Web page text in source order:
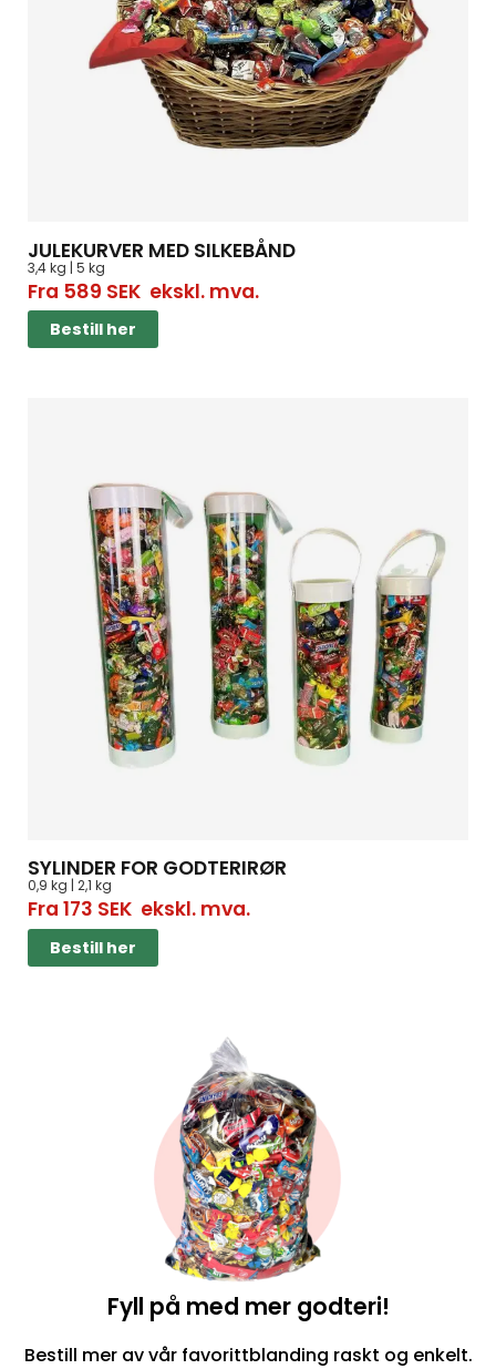
JULEKURVER MED SILKEBÅND
3,4 kg | 5 kg
Fra 589 SEKekskl. mva.
Bestill her
SYLINDER FOR GODTERIRØR
0,9 kg | 2,1 kg
Fra 173 SEKekskl. mva.
Bestill her
Fyll på med mer godteri!
Bestill mer av vår favorittblanding raskt og enkelt.